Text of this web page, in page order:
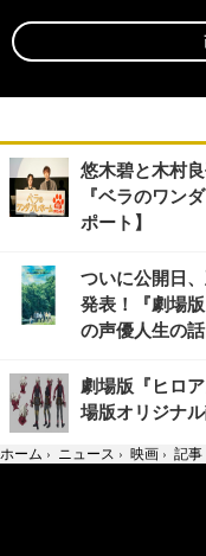
悠木碧と木村
『ベラのワン
ポート】
ついに公開日
発表！『劇場
の声優人生の
劇場版『ヒロ
場版オリジナ
ホーム › ニュース › 映画 › 記事